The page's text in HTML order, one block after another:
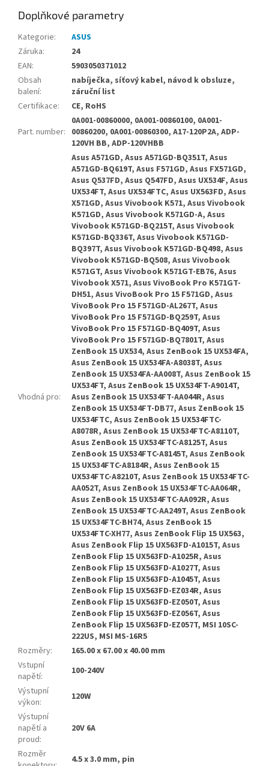
Doplňkové parametry
Kategorie:
ASUS
Záruka:
24
EAN:
5903050371012
Obsah
balení:
nabíječka, síťový kabel, návod k obsluze,
záruční list
Certifikace: CE, RoHS
Part. number:
0A001-00860000, 0A001-00860100, 0A001-
00860200, 0A001-00860300, A17-120P2A, ADP-
120VH BB, ADP-120VHBB
Vhodná pro:
Asus A571GD, Asus A571GD-BQ351T, Asus
A571GD-BQ619T, Asus F571GD, Asus FX571GD,
Asus Q537FD, Asus Q547FD, Asus UX534F, Asus
UX534FT, Asus UX534FTC, Asus UX563FD, Asus
X571GD, Asus Vivobook K571, Asus Vivobook
K571GD, Asus Vivobook K571GD-A, Asus
Vivobook K571GD-BQ215T, Asus Vivobook
K571GD-BQ336T, Asus Vivobook K571GD-
BQ397T, Asus Vivobook K571GD-BQ498, Asus
Vivobook K571GD-BQ508, Asus Vivobook
K571GT, Asus Vivobook K571GT-EB76, Asus
Vivobook X571, Asus VivoBook Pro K571GT-
DH51, Asus VivoBook Pro 15 F571GD, Asus
VivoBook Pro 15 F571GD-AL267T, Asus
VivoBook Pro 15 F571GD-BQ259T, Asus
VivoBook Pro 15 F571GD-BQ409T, Asus
VivoBook Pro 15 F571GD-BQ7801T, Asus
ZenBook 15 UX534, Asus ZenBook 15 UX534FA,
Asus ZenBook 15 UX534FA-A8038T, Asus
ZenBook 15 UX534FA-AA008T, Asus ZenBook 15
UX534FT, Asus ZenBook 15 UX534FT-A9014T,
Asus ZenBook 15 UX534FT-AA044R, Asus
ZenBook 15 UX534FT-DB77, Asus ZenBook 15
UX534FTC, Asus ZenBook 15 UX534FTC-
A8078R, Asus ZenBook 15 UX534FTC-A8110T,
Asus ZenBook 15 UX534FTC-A8125T, Asus
ZenBook 15 UX534FTC-A8145T, Asus ZenBook
15 UX534FTC-A8184R, Asus ZenBook 15
UX534FTC-A8210T, Asus ZenBook 15 UX534FTC-
AA052T, Asus ZenBook 15 UX534FTC-AA064R,
Asus ZenBook 15 UX534FTC-AA092R, Asus
ZenBook 15 UX534FTC-AA249T, Asus ZenBook
15 UX534FTC-BH74, Asus ZenBook 15
UX534FTC-XH77, Asus ZenBook Flip 15 UX563,
Asus ZenBook Flip 15 UX563FD-A1015T, Asus
ZenBook Flip 15 UX563FD-A1025R, Asus
ZenBook Flip 15 UX563FD-A1027T, Asus
ZenBook Flip 15 UX563FD-A1045T, Asus
ZenBook Flip 15 UX563FD-EZ034R, Asus
ZenBook Flip 15 UX563FD-EZ050T, Asus
ZenBook Flip 15 UX563FD-EZ056T, Asus
ZenBook Flip 15 UX563FD-EZ057T, MSI 10SC-
222US, MSI MS-16R5
Rozměry:
165.00 x 67.00 x 40.00 mm
Vstupní
napětí:
100-240V
Výstupní
výkon:
120W
Výstupní
napětí a
proud:
20V 6A
Rozměr
4.5 x 3.0 mm, pin